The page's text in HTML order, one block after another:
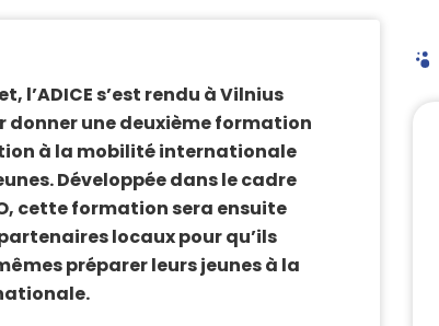
l’ADICE s’est rendu à Vilnius
donner une deuxième formation
à la mobilité internationale
Développée dans le cadre
cette formation sera ensuite
locaux pour qu’ils
préparer leurs jeunes à la